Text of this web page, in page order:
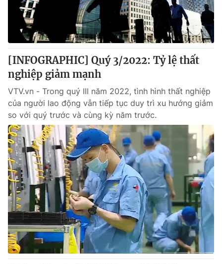
Sản phẩm
Thị trường
Tư vấn
Lịch phát sóng
Chuyên mục khác
Emagazine
Photo Infographic
Video Shorts video
VTV Money VTV Thể thao
VTV Sức khoẻ Bất động sản
Thị trường 24h Tấm lòng Việt
VTV4 Vươn mình bằng AI
[INFOGRAPHIC] Quý 3/2022: Tỷ lệ thất
nghiệp giảm mạnh
VTV.vn - Trong quý III năm 2022, tình hình thất nghiệp
của người lao động vẫn tiếp tục duy trì xu hướng giảm
so với quý trước và cùng kỳ năm trước.